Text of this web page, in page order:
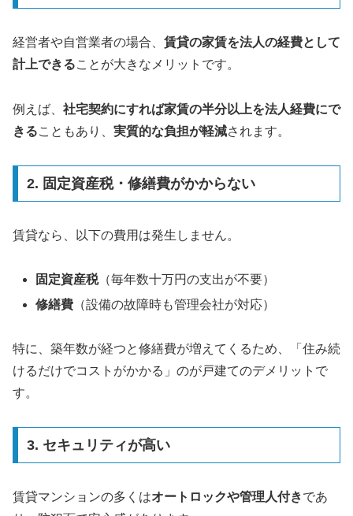
経営者や自営業者の場合、 賃貸の家賃を法人の経費として
計上できることが大きなメリットです。
例えば、 社宅契約にすれば家賃の半分以上を法人経費にで
きることもあり、 実質的な負担が軽減されます。
2. 固定資産税・修繕費がかからない
賃貸なら、以下の費用は発生しません。
固定資産税（毎年数十万円の支出が不要）
修繕費 （設備の故障時も管理会社が対応）
特に、築年数が経つと修繕費が増えてくるため、「住み続
けるだけでコストがかかる」のが戸建てのデメリットで
す。
3. セキュリティが高い
賃貸マンションの多くはオートロックや管理人付きであ